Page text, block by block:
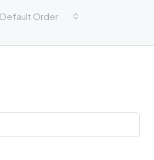
Default Order